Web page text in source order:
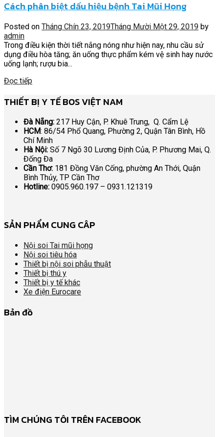
Cách phân biệt dấu hiệu bệnh Tai Mũi Họng
Posted on Tháng Chín 23, 2019Tháng Mười Một 29, 2019 by
admin
Trong điều kiện thời tiết nắng nóng như hiện nay, nhu cầu sử
dụng điều hòa tăng; ăn uống thực phẩm kém vệ sinh hay nước
uống lạnh; rượu bia...
Đọc tiếp
THIẾT BỊ Y TẾ BOS VIỆT NAM
Đà Nẵng: 217 Huy Cận, P. Khuê Trung, Q. Cẩm Lệ
HCM: 86/54 Phổ Quang, Phường 2, Quận Tân Bình, Hồ
Chí Minh
Hà Nội: Số 7 Ngõ 30 Lương Định Của, P. Phương Mai, Q.
Đống Đa
Cần Thơ: 181 Đồng Văn Cống, phường An Thới, Quận
Bình Thủy, TP Cần Thơ
Hotline: 0905.960.197 – 0931.121319
SẢN PHẨM CUNG CÂP
Nội soi Tai mũi họng
Nội soi tiêu hóa
Thiết bị nội soi phẫu thuật
Thiết bị thú y
Thiết bị y tế khác
Xe điện Eurocare
Bản đồ
TÌM CHÚNG TÔI TRÊN FACEBOOK